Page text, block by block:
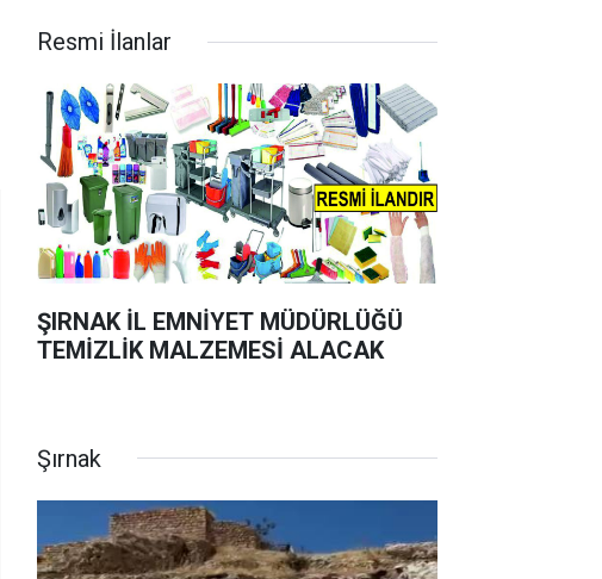
Resmi İlanlar
ŞIRNAK İL EMNİYET MÜDÜRLÜĞÜ
TEMİZLİK MALZEMESİ ALACAK
Şırnak